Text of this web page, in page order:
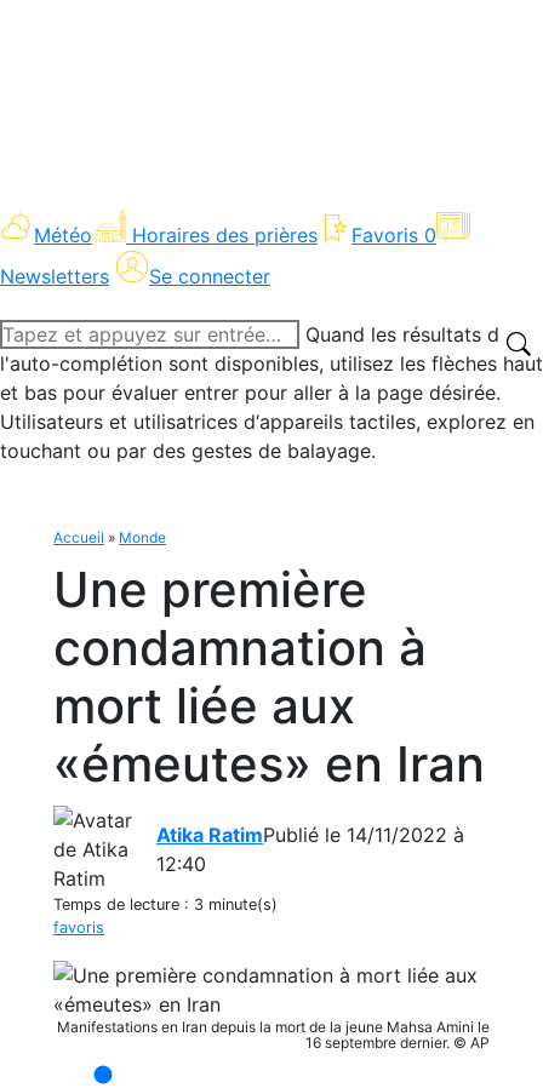
Météo Horaires des prières Favoris 0
Newsletters
Se connecter
Recherche
:
Quand les résultats de
l'auto-complétion sont disponibles, utilisez les flèches haut
et bas pour évaluer entrer pour aller à la page désirée.
Utilisateurs et utilisatrices d‘appareils tactiles, explorez en
touchant ou par des gestes de balayage.
Accueil » Monde
Une première
condamnation à
mort liée aux
«émeutes» en Iran
Atika RatimPublié le 14/11/2022 à
12:40
Temps de lecture : 3 minute(s)
favoris
Manifestations en Iran depuis la mort de la jeune Mahsa Amini le
16 septembre dernier. © AP